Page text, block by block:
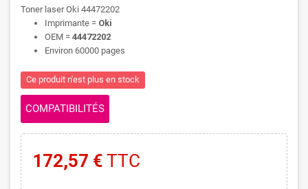
Toner laser Oki 44472202
Imprimante = Oki
OEM = 44472202
Environ 60000 pages
Ce produit n'est plus en stock
COMPATIBILITÉS
172,57 € TTC